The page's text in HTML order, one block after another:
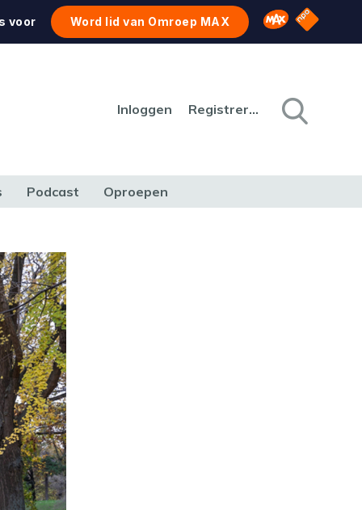
voor Word lid van Omroep MAX Omroep MAX
NPO
Inloggen Registreren
Podcast Oproepen